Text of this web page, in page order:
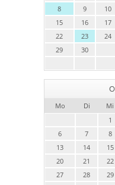
8
9 10
15
16 17
22
23 24
29
30
Mo Di Mi
1
6
7 8
13
14 15
20
21 22
27
28 29